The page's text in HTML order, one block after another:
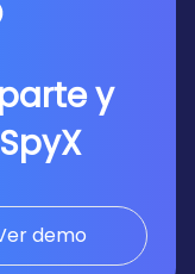
y
demo